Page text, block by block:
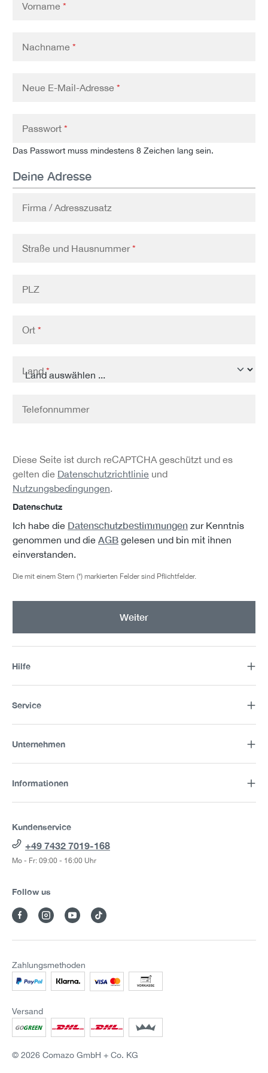
Vorname *
Nachname *
Neue E-Mail-Adresse *
Passwort *
Das Passwort muss mindestens 8 Zeichen lang sein.
Deine Adresse
Firma / Adresszusatz
Straße und Hausnummer*
PLZ
Ort *
Land*
Telefonnummer
Diese Seite ist durch reCAPTCHA geschützt und es
gelten die Datenschutzrichtlinie und
Nutzungsbedingungen.
Datenschutz
Ich habe die Datenschutzbestimmungen zur Kenntnis
genommen und die AGB gelesen und bin mit ihnen
einverstanden.
Die mit einem Stern (*) markierten Felder sind Pflichtfelder.
Weiter
Hilfe
Service
Unternehmen
Informationen
Kundenservice
+49 7432 7019-168
Mo - Fr: 09:00 - 16:00 Uhr
Follow us
Zahlungsmethoden
Versand
© 2026 Comazo GmbH + Co. KG